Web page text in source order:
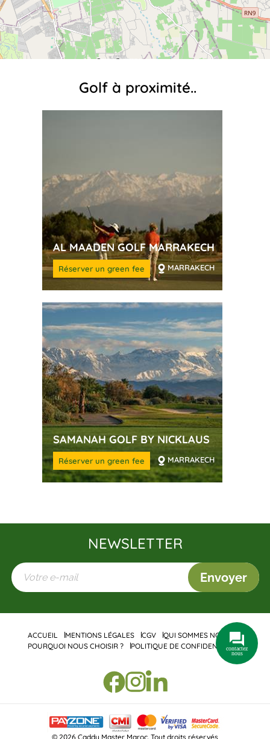
Golf à proximité..
AL MAADEN GOLF MARRAKECH
MARRAKECH
Réserver un green fee
SAMANAH GOLF BY NICKLAUS
MARRAKECH
Réserver un green fee
contactez
nous
NEWSLETTER
Envoyer
ACCUEIL MENTIONS LÉGALES CGV
QUI SOMMES NOUS ?
POURQUOI NOUS CHOISIR ?
POLITIQUE DE CONFIDENTIALITÉ
© 2026 Caddy Master Maroc. Tout droits réservés